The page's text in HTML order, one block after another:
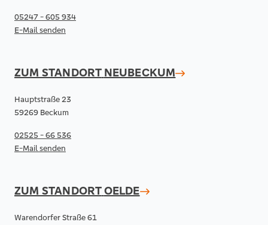
05247 - 605 934
E-Mail senden
ZUM STANDORT NEUBECKUM
Hauptstraße 23
59269 Beckum
02525 - 66 536
E-Mail senden
ZUM STANDORTOELDE
Warendorfer Straße 61